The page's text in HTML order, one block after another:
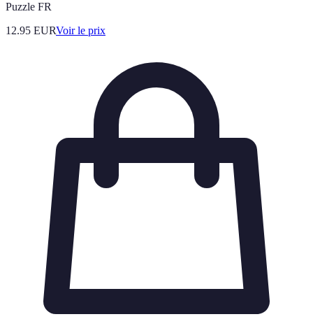
Puzzle FR
12.95 EURVoir le prix